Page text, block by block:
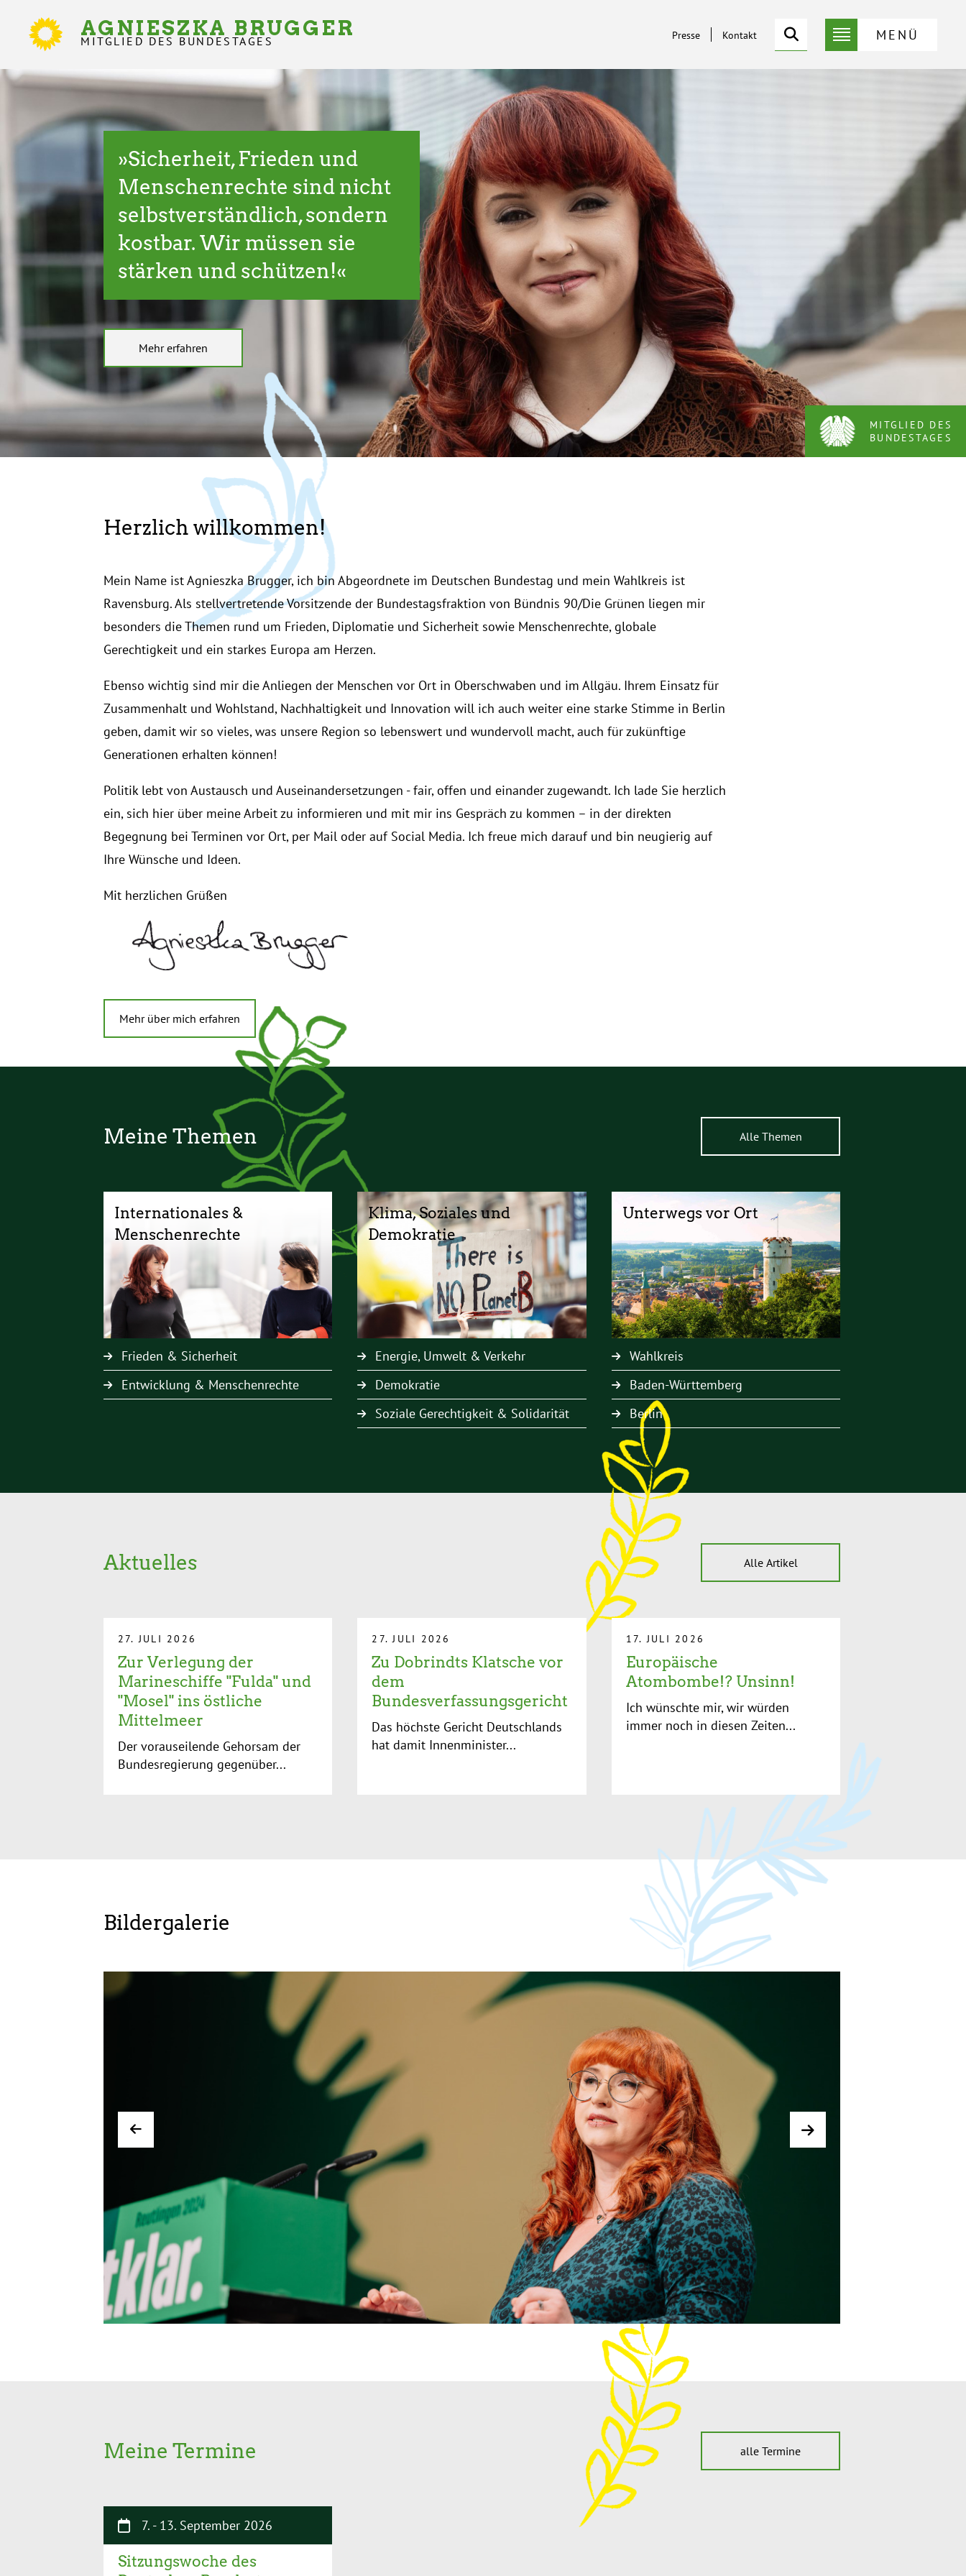
Inhalt
AGNIESZKA BRUGGER
MITGLIED DES BUNDESTAGES MENÜ
Suche
Service-
Menü
Presse Kontakt
Demo
Statement
»Sicherheit, Frieden und
Menschenrechte sind nicht
selbstverständlich, sondern
kostbar. Wir müssen sie
stärken und schützen!«
Mehr erfahren
MITGLIED DES
BUNDESTAGES
Willkommen
Herzlich willkommen!
Mein Name ist Agnieszka Brugger, ich bin Abgeordnete im Deutschen Bundestag und mein Wahlkreis ist
Ravensburg. Als stellvertretende Vorsitzende der Bundestagsfraktion von Bündnis 90/Die Grünen liegen mir
besonders die Themen rund um Frieden, Diplomatie und Sicherheit sowie Menschenrechte, globale
Gerechtigkeit und ein starkes Europa am Herzen.
Ebenso wichtig sind mir die Anliegen der Menschen vor Ort in Oberschwaben und im Allgäu. Ihrem Einsatz für
Zusammenhalt und Wohlstand, Nachhaltigkeit und Innovation will ich auch weiter eine starke Stimme in Berlin
geben, damit wir so vieles, was unsere Region so lebenswert und wundervoll macht, auch für zukünftige
Generationen erhalten können!
Politik lebt von Austausch und Auseinandersetzungen - fair, offen und einander zugewandt. Ich lade Sie herzlich
ein, sich hier über meine Arbeit zu informieren und mit mir ins Gespräch zu kommen – in der direkten
Begegnung bei Terminen vor Ort, per Mail oder auf Social Media. Ich freue mich darauf und bin neugierig auf
Ihre Wünsche und Ideen.
Mit herzlichen Grüßen
Mehr über mich erfahren
Meine Themen
Internationales &
Menschenrechte
Frieden & Sicherheit
Entwicklung & Menschenrechte
Klima, Soziales und
Demokratie
Energie, Umwelt & Verkehr
Demokratie
Soziale Gerechtigkeit & Solidarität
Unterwegs vor Ort
Wahlkreis
Baden-Württemberg
Berlin
Alle Themen
Aktuelles
27. JULI 2026
Zur Verlegung der
Marineschiffe "Fulda" und
"Mosel" ins östliche
Mittelmeer
Der vorauseilende Gehorsam der
Bundesregierung gegenüber...
27. JULI 2026
Zu Dobrindts Klatsche vor
dem
Bundesverfassungsgericht
Das höchste Gericht Deutschlands
hat damit Innenminister...
17. JULI 2026
Europäische
Atombombe!? Unsinn!
Ich wünschte mir, wir würden
immer noch in diesen Zeiten...
Alle Artikel
Bildergalerie
Bild:
Meine Termine
7. - 13. September 2026
Sitzungswoche des
alle Termine